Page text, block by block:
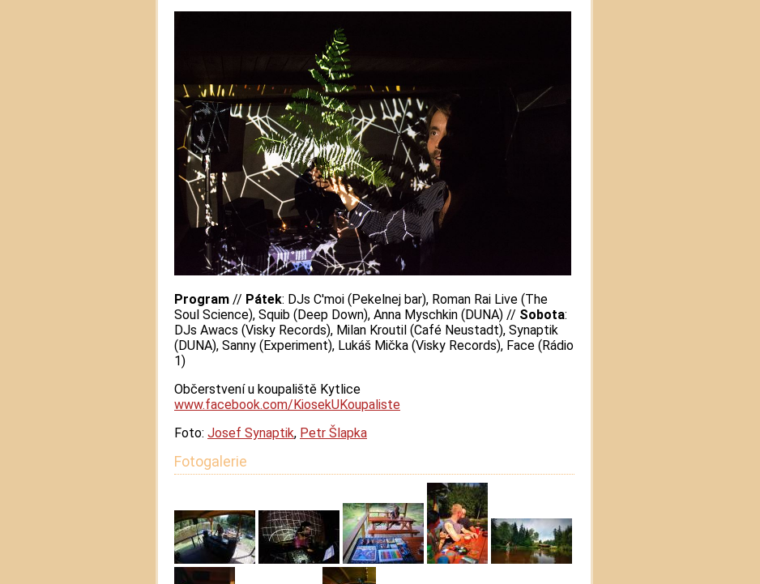
Program // Pátek: DJs C'moi (Pekelnej bar), Roman Rai Live (The
Soul Science), Squib (Deep Down), Anna Myschkin (DUNA) // Sobota:
DJs Awacs (Visky Records), Milan Kroutil (Café Neustadt), Synaptik
(DUNA), Sanny (Experiment), Lukáš Mička (Visky Records), Face (Rádio
1)
Občerstvení u koupaliště Kytlice
www.facebook.com/KiosekUKoupaliste
Foto: Josef Synaptik, Petr Šlapka
Fotogalerie